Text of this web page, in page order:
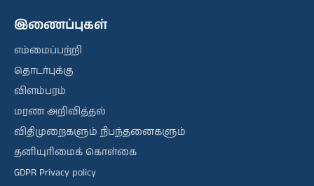
இணைப்புகள்
எம்மைப்பற்றி
தொடர்புக்கு
விளம்பரம்
மரண அறிவித்தல்
விதிமுறைகளும் நிபந்தனைகளும்
தனியுரிமைக் கொள்கை
GDPR Privacy policy